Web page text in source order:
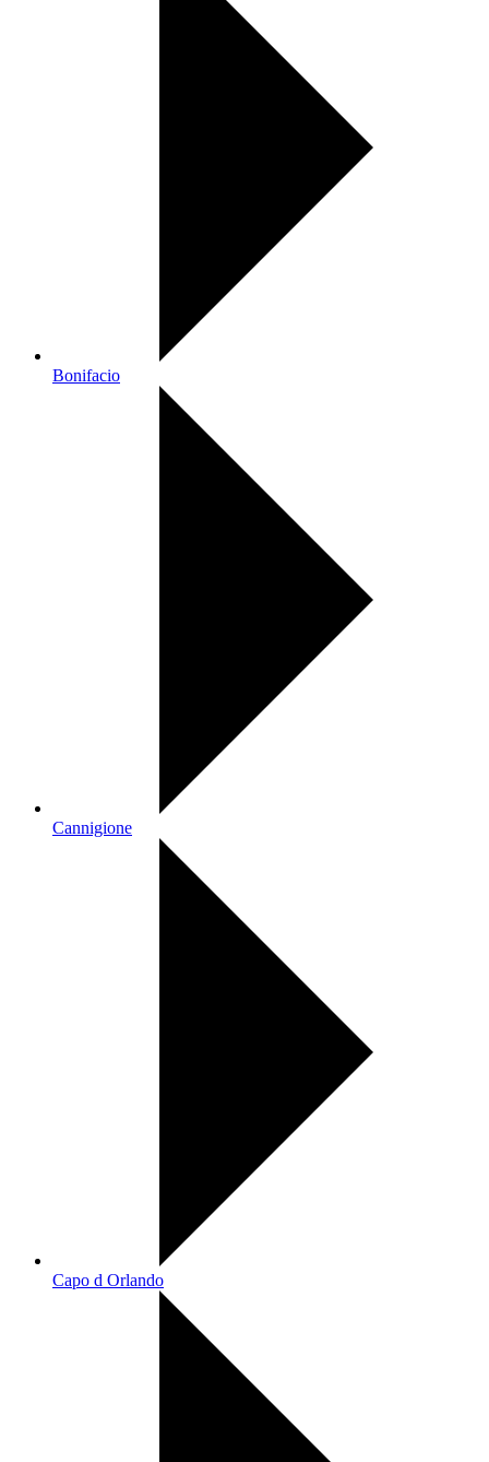
Bonifacio
Cannigione
Capo d Orlando